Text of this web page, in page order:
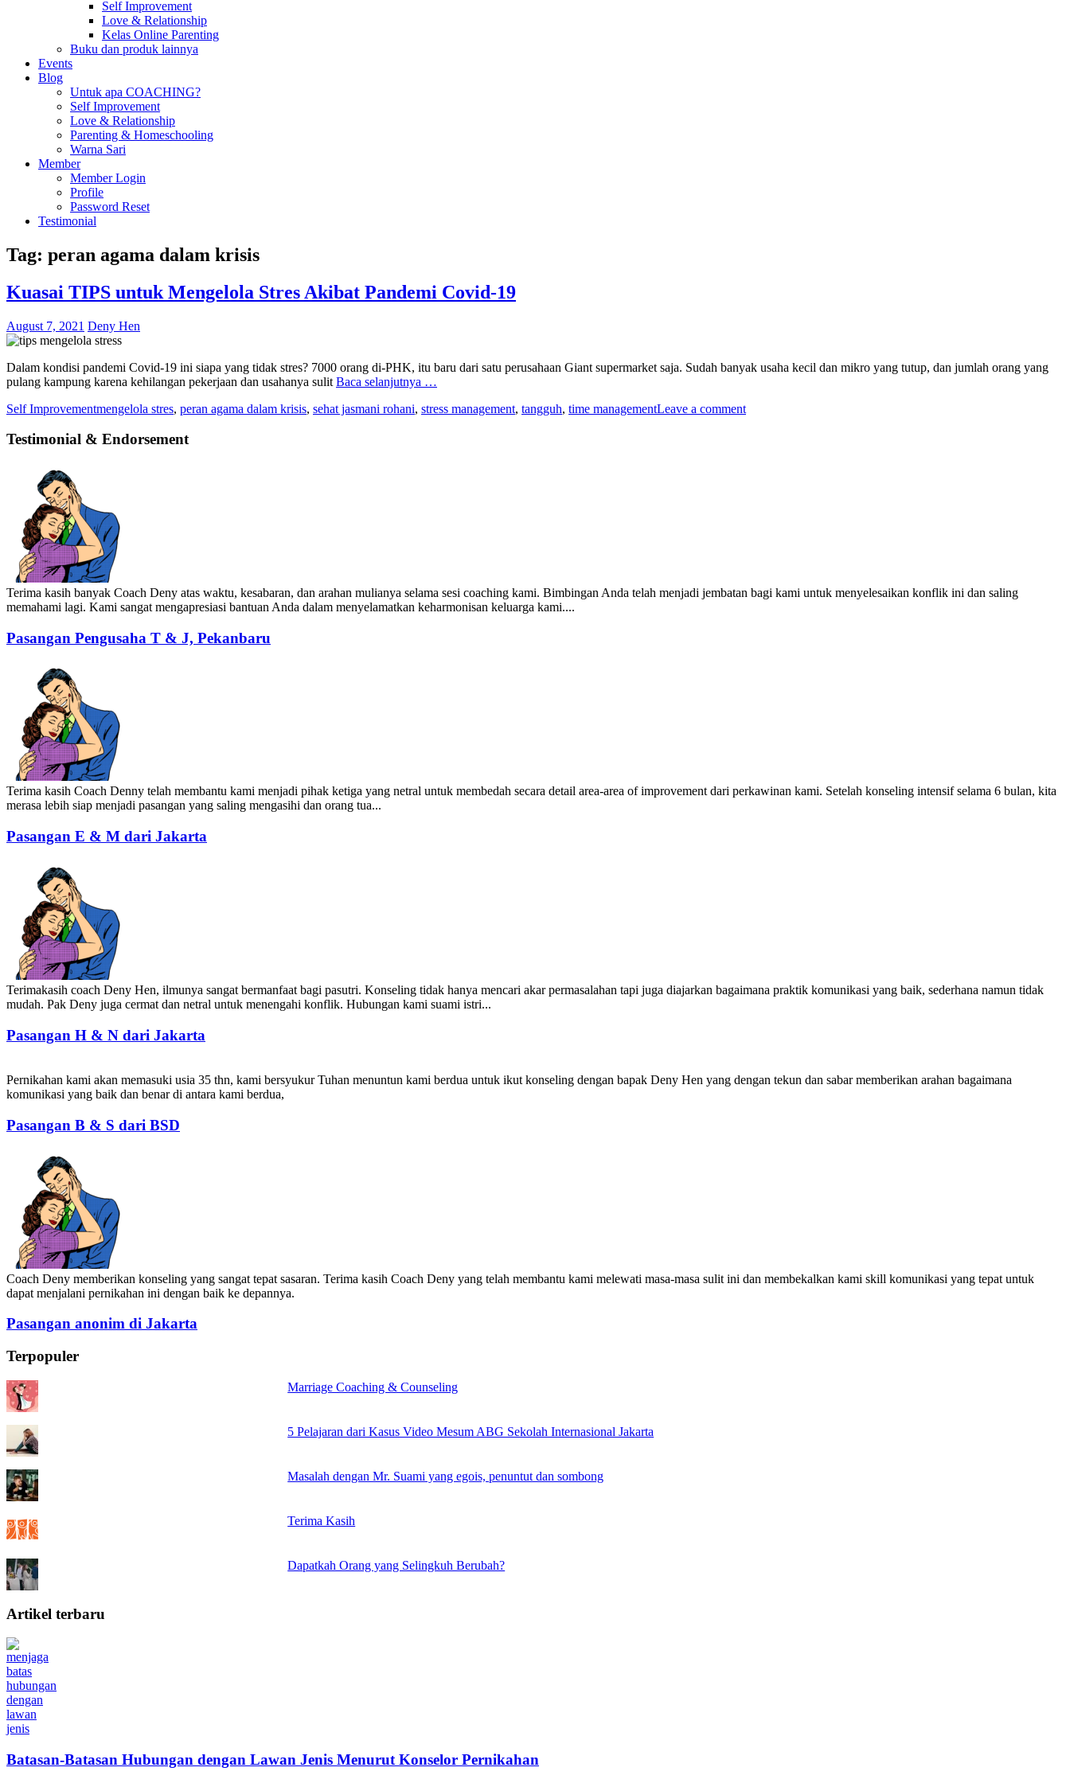
Self Improvement
Love & Relationship
Kelas Online Parenting
Buku dan produk lainnya
Events
Blog
Untuk apa COACHING?
Self Improvement
Love & Relationship
Parenting & Homeschooling
Warna Sari
Member
Member Login
Profile
Password Reset
Testimonial
Tag: peran agama dalam krisis
Kuasai TIPS untuk Mengelola Stres Akibat Pandemi Covid-19
August 7, 2021 Deny Hen
Dalam kondisi pandemi Covid-19 ini siapa yang tidak stres? 7000 orang di-PHK, itu baru dari satu perusahaan Giant supermarket saja. Sudah banyak usaha kecil dan mikro yang tutup, dan jumlah orang yang
pulang kampung karena kehilangan pekerjaan dan usahanya sulit Baca selanjutnya …
Self Improvementmengelola stres, peran agama dalam krisis, sehat jasmani rohani, stress management, tangguh, time managementLeave a comment
Testimonial & Endorsement
Terima kasih banyak Coach Deny atas waktu, kesabaran, dan arahan mulianya selama sesi coaching kami. Bimbingan Anda telah menjadi jembatan bagi kami untuk menyelesaikan konflik ini dan saling
memahami lagi. Kami sangat mengapresiasi bantuan Anda dalam menyelamatkan keharmonisan keluarga kami....
Pasangan Pengusaha T & J, Pekanbaru
Terima kasih Coach Denny telah membantu kami menjadi pihak ketiga yang netral untuk membedah secara detail area-area of improvement dari perkawinan kami. Setelah konseling intensif selama 6 bulan, kita
merasa lebih siap menjadi pasangan yang saling mengasihi dan orang tua...
Pasangan E & M dari Jakarta
Terimakasih coach Deny Hen, ilmunya sangat bermanfaat bagi pasutri. Konseling tidak hanya mencari akar permasalahan tapi juga diajarkan bagaimana praktik komunikasi yang baik, sederhana namun tidak
mudah. Pak Deny juga cermat dan netral untuk menengahi konflik. Hubungan kami suami istri...
Pasangan H & N dari Jakarta
Pernikahan kami akan memasuki usia 35 thn, kami bersyukur Tuhan menuntun kami berdua untuk ikut konseling dengan bapak Deny Hen yang dengan tekun dan sabar memberikan arahan bagaimana
komunikasi yang baik dan benar di antara kami berdua,
Pasangan B & S dari BSD
Coach Deny memberikan konseling yang sangat tepat sasaran. Terima kasih Coach Deny yang telah membantu kami melewati masa-masa sulit ini dan membekalkan kami skill komunikasi yang tepat untuk
dapat menjalani pernikahan ini dengan baik ke depannya.
Pasangan anonim di Jakarta
Terpopuler
Marriage Coaching & Counseling
5 Pelajaran dari Kasus Video Mesum ABG Sekolah Internasional Jakarta
Masalah dengan Mr. Suami yang egois, penuntut dan sombong
Terima Kasih
Dapatkah Orang yang Selingkuh Berubah?
Artikel terbaru
Batasan-Batasan Hubungan dengan Lawan Jenis Menurut Konselor Pernikahan